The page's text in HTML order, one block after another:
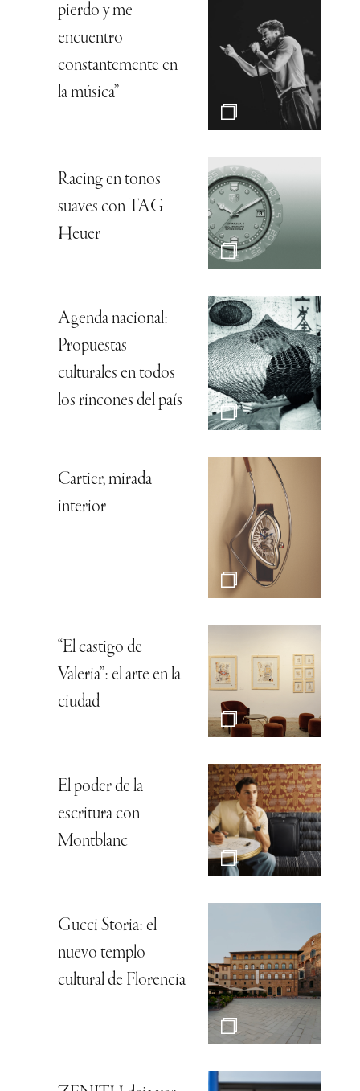
pierdo y me
encuentro
constantemente en
la música”
Racing en tonos
suaves con TAG
Heuer
Agenda nacional:
Propuestas
culturales en todos
los rincones del país
Cartier, mirada
interior
“El castigo de
Valeria”: el arte en la
ciudad
El poder de la
escritura con
Montblanc
Gucci Storia: el
nuevo templo
cultural de Florencia